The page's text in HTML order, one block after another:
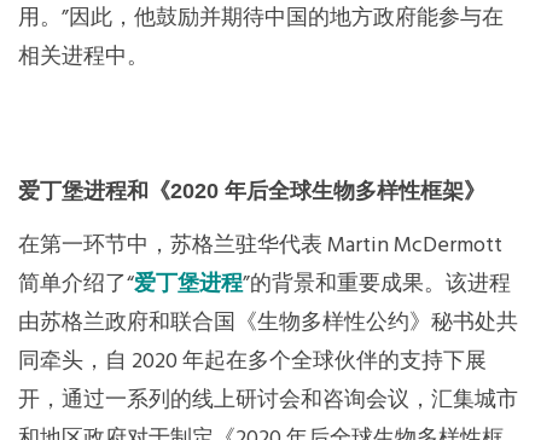
用。”因此，他鼓励并期待中国的地方政府能参与在
相关进程中。
爱丁堡进程和《2020 年后全球生物多样性框架》
在第一环节中，苏格兰驻华代表 Martin McDermott
简单介绍了“爱丁堡进程”的背景和重要成果。该进程
由苏格兰政府和联合国《生物多样性公约》秘书处共
同牵头，自 2020 年起在多个全球伙伴的支持下展
开，通过一系列的线上研讨会和咨询会议，汇集城市